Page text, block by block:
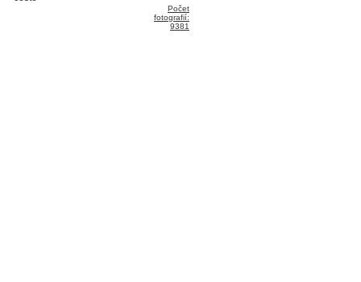
Počet
fotografií:
9381